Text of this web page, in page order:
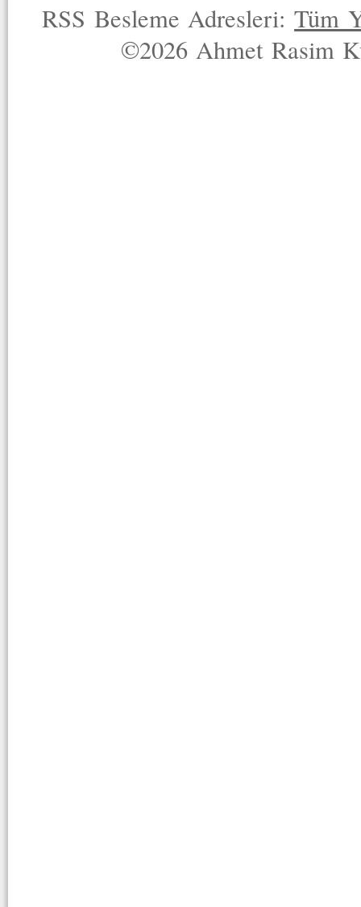
RSS Besleme Adresleri:Tüm
©2026 Ahmet Rasim